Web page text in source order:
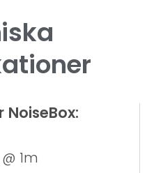
NoiseBox:
1m